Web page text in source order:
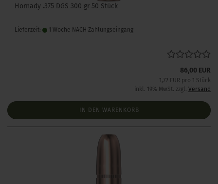
Hornady .375 DGS 300 gr 50 Stück
Lieferzeit: 1 Woche NACH Zahlungseingang
86,00 EUR
1,72 EUR pro 1 Stück
inkl. 19% MwSt. zzgl. Versand
IN DEN WARENKORB